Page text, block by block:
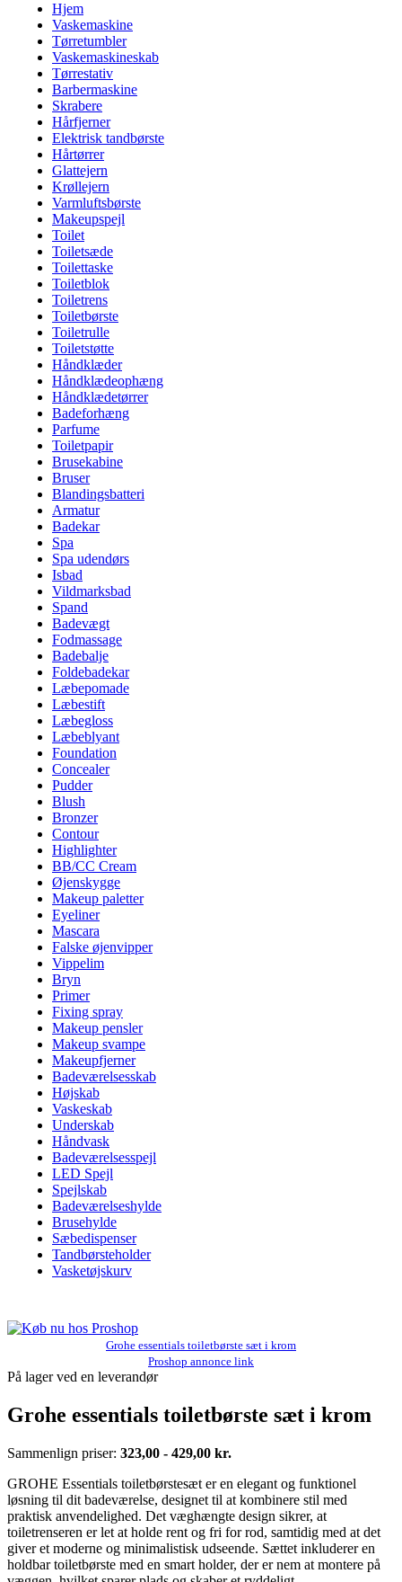
Hjem
Vaskemaskine
Tørretumbler
Vaskemaskineskab
Tørrestativ
Barbermaskine
Skrabere
Hårfjerner
Elektrisk tandbørste
Hårtørrer
Glattejern
Krøllejern
Varmluftsbørste
Makeupspejl
Toilet
Toiletsæde
Toilettaske
Toiletblok
Toiletrens
Toiletbørste
Toiletrulle
Toiletstøtte
Håndklæder
Håndklædeophæng
Håndklædetørrer
Badeforhæng
Parfume
Toiletpapir
Brusekabine
Bruser
Blandingsbatteri
Armatur
Badekar
Spa
Spa udendørs
Isbad
Vildmarksbad
Spand
Badevægt
Fodmassage
Badebalje
Foldebadekar
Læbepomade
Læbestift
Læbegloss
Læbeblyant
Foundation
Concealer
Pudder
Blush
Bronzer
Contour
Highlighter
BB/CC Cream
Øjenskygge
Makeup paletter
Eyeliner
Mascara
Falske øjenvipper
Vippelim
Bryn
Primer
Fixing spray
Makeup pensler
Makeup svampe
Makeupfjerner
Badeværelsesskab
Højskab
Vaskeskab
Underskab
Håndvask
Badeværelsesspejl
LED Spejl
Spejlskab
Badeværelseshylde
Brusehylde
Sæbedispenser
Tandbørsteholder
Vasketøjskurv
Grohe essentials toiletbørste sæt i krom
Proshop annonce link
På lager ved en leverandør
Grohe essentials toiletbørste sæt i krom
Sammenlign priser: 323,00 - 429,00 kr.
GROHE Essentials toiletbørstesæt er en elegant og funktionel
løsning til dit badeværelse, designet til at kombinere stil med
praktisk anvendelighed. Det væghængte design sikrer, at
toiletrenseren er let at holde rent og fri for rod, samtidig med at det
giver et moderne og minimalistisk udseende. Sættet inkluderer en
holdbar toiletbørste med en smart holder, der er nem at montere på